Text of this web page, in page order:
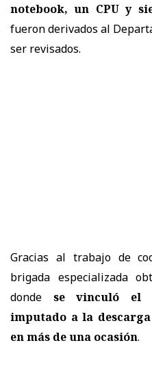
notebook, un CPU y
fueron derivados al
ser revisados.
Gracias al trabajo de
brigada especializada
donde se vinculó el
imputado a la
en más de una ocasión.